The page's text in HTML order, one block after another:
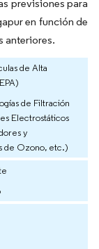
previsiones para
en función de
anteriores.
de Alta
de Filtración
Electrostáticos
y
de Ozono, etc.)